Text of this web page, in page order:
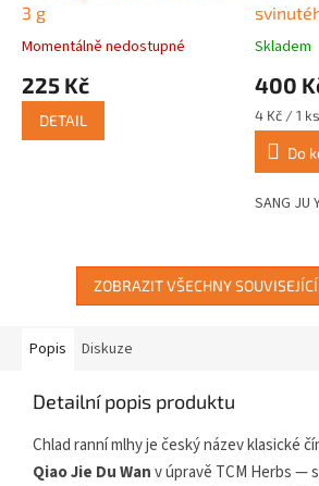
3 g
Průměrné
produktu
Momentálně nedostupné
225 Kč
DETAIL
tablet
Průměrné
produktu
je
5,0
5
Skladem
400
Měrná
cena:
4 Kč / 1 ks
Do
SANG JU
ZOBRAZIT VŠECHNY
Popis Diskuze
Detailní popis produktu
Chlad ranní mlhy je český název klasické
Qiao Jie Du Wanv úpravě TCM Herbs —